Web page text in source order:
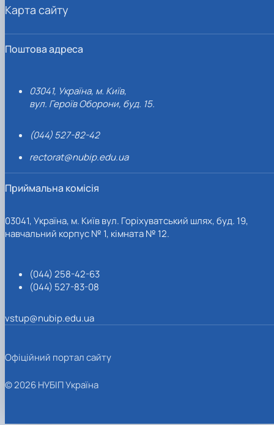
Поштова адреса
03041, Україна, м. Київ,
вул. Героїв Оборони, буд. 15.
(044) 527-82-42
rectorat@nubip.edu.ua
Приймальна комісія
03041, Україна, м. Київ вул. Горіхуватський шлях, буд. 19,
навчальний корпус № 1, кімната № 12.
(044) 258-42-63
(044) 527-83-08
vstup@nubip.edu.ua
Карта сайту
Офіційний портал сайту
© 2026 НУБІП Україна